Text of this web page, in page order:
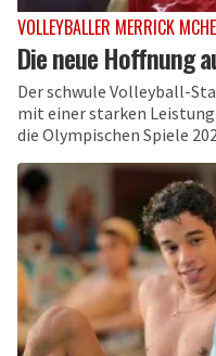
VOLLEYBALLER MERRICK
Die neue Hoffnung
Der schwule Volleyball-
mit einer starken
die Olympischen Spiele